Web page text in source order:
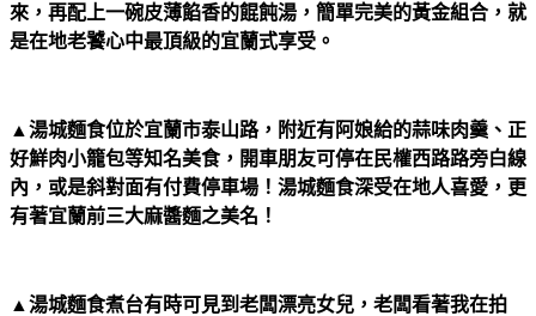
來，再配上一碗皮薄餡香的餛飩湯，簡單完美的黃金組合，就
是在地老饕心中最頂級的宜蘭式享受。
▲湯城麵食位於宜蘭市泰山路，附近有阿娘給的蒜味肉羹、正
好鮮肉小籠包等知名美食，開車朋友可停在民權西路路旁白線
內，或是斜對面有付費停車場！湯城麵食深受在地人喜愛，更
有著宜蘭前三大麻醬麵之美名！
▲湯城麵食煮台有時可見到老闆漂亮女兒，老闆看著我在拍